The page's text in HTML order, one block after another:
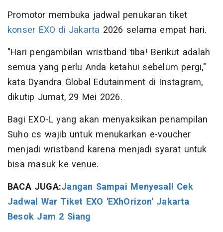
Promotor membuka jadwal penukaran tiket
konser EXO di Jakarta 2026 selama empat hari.
"Hari pengambilan wristband tiba! Berikut adalah
semua yang perlu Anda ketahui sebelum pergi,"
kata Dyandra Global Edutainment di Instagram,
dikutip Jumat, 29 Mei 2026.
Bagi EXO-L yang akan menyaksikan penampilan
Suho cs wajib untuk menukarkan e-voucher
menjadi wristband karena menjadi syarat untuk
bisa masuk ke venue.
BACA JUGA:Jangan Sampai Menyesal! Cek
Jadwal War Tiket EXO 'EXhOrizon' Jakarta
Besok Jam 2 Siang